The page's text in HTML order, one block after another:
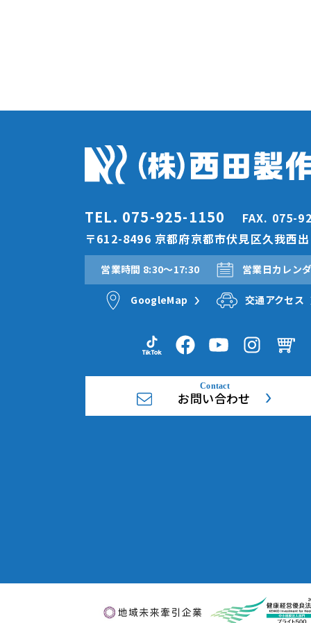
TEL. 075-925-1150
FAX. 075-
〒612-8496 京都府京都市伏見区久我西
営業時間 8:30〜17:30 営業日カレン
GoogleMap 交通アクセス
お問い合わせ